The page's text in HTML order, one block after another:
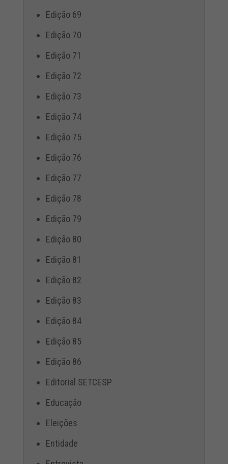
Edição 69
Edição 70
Edição 71
Edição 72
Edição 73
Edição 74
Edição 75
Edição 76
Edição 77
Edição 78
Edição 79
Edição 80
Edição 81
Edição 82
Edição 83
Edição 84
Edição 85
Edição 86
Editorial SETCESP
Educação
Eleições
Entidade